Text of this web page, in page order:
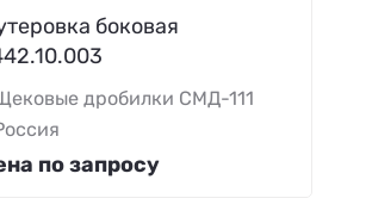
боковая
дробилки СМД-111
по запросу